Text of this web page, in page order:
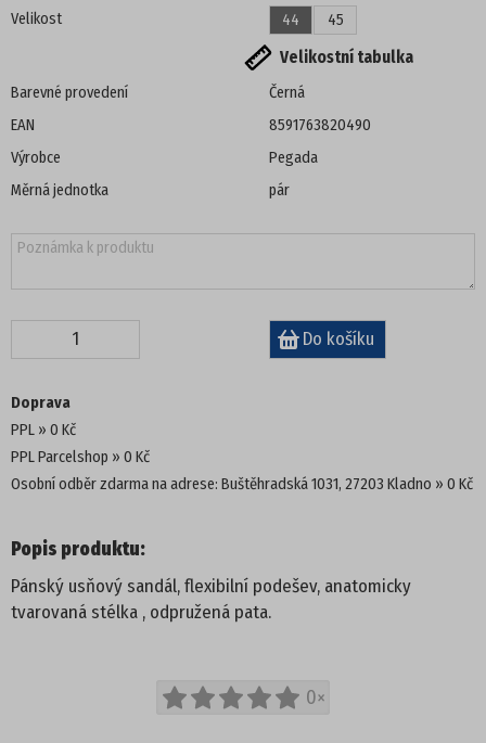
DÁMSKÁ OBUV
TENISKY
ZIMNÍ
UNISEX
DĚTSKÁ OBUV
PANTOFLE
Velikost
44
45
Velikostní tabulka
Barevné provedení
Černá
EAN
8591763820490
Výrobce
Pegada
Měrná jednotka
pár
Doprava
PPL
0 Kč
PPL Parcelshop
0 Kč
Osobní odběr zdarma na adrese: Buštěhradská 1031, 27203 Kladno
0 Kč
Popis produktu:
Pánský usňový sandál, flexibilní podešev, anatomicky
tvarovaná stélka , odpružená pata.
0×